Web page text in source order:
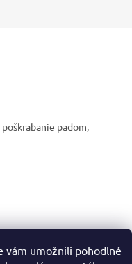
vám umožnili pohodlné
padom,